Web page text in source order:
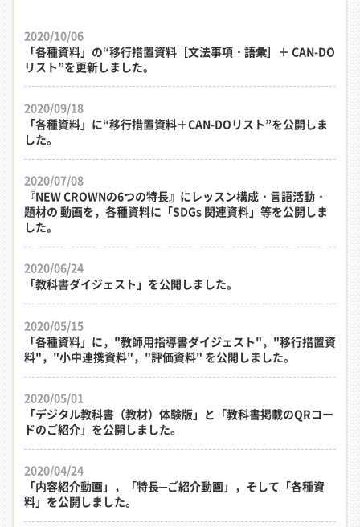
2020/10/06
「各種資料」の“移行措置資料［文法事項・語彙］＋ CAN-DO
リスト”を更新しました。
2020/09/18
「各種資料」に“移行措置資料＋CAN-DOリスト”を公開しま
した。
2020/07/08
『NEW CROWNの6つの特長』にレッスン構成・言語活動・
題材の 動画を，各種資料に「SDGs 関連資料」等を公開しま
した。
2020/06/24
「教科書ダイジェスト」を公開しました。
2020/05/15
「各種資料」に，"教師用指導書ダイジェスト"，"移行措置資
料"，"小中連携資料"，"評価資料" を公開しました。
2020/05/01
「デジタル教科書（教材）体験版」と「教科書掲載のQRコー
ドのご紹介」を公開しました。
2020/04/24
「内容紹介動画」，「特長─ご紹介動画」，そして「各種資
料」を公開しました。